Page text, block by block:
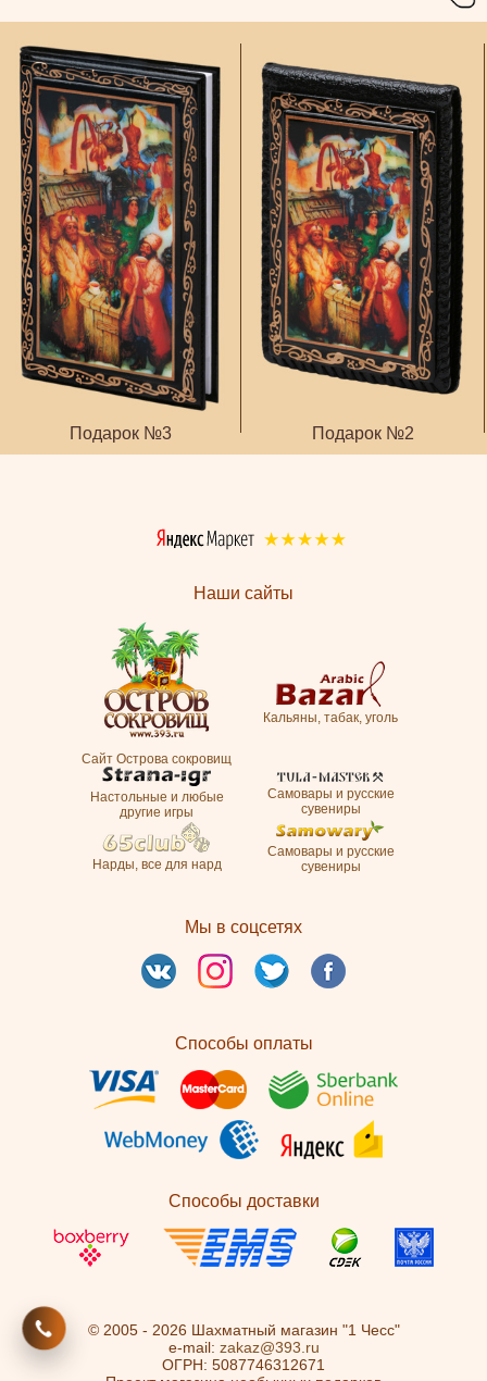
Подарок №3 Подарок №2
Наши сайты
Сайт Острова сокровищ
Кальяны, табак, уголь
Настольные и любые
другие игры
Самовары и русские
сувениры
Нарды, все для нард
Самовары и русские
сувениры
Мы в соцсетях
Способы оплаты
Способы доставки
© 2005 - 2026 Шахматный магазин "1 Чесс"
e-mail: zakaz@393.ru
ОГРН: 5087746312671